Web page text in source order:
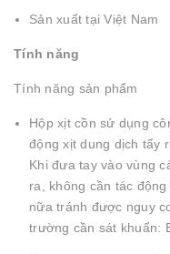
Sản xuất tại Việt Nam
Tính năng
Tính năng sản phẩm
Hộp xịt cồn sử dụng
động xịt dung dịch tẩy
Khi đưa tay vào vùng
ra, không cần tác
nữa tránh được nguy
trường cần sát khuẩn: